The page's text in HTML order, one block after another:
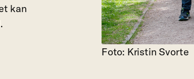
kan
Foto: Kristin Svorte